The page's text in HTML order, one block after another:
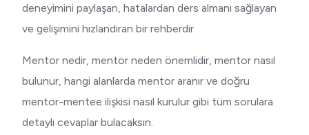
deneyimini paylaşan, hatalardan ders almanı sağlayan
ve gelişimini hızlandıran bir rehberdir.
Mentor nedir, mentor neden önemlidir, mentor nasıl
bulunur, hangi alanlarda mentor aranır ve doğru
mentor-mentee ilişkisi nasıl kurulur gibi tüm sorulara
detaylı cevaplar bulacaksın.